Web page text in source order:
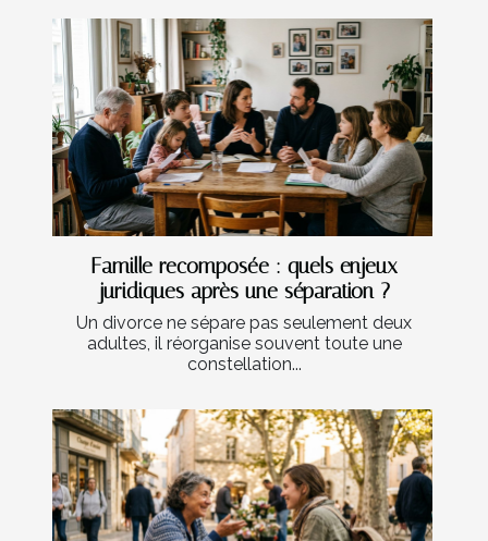
Famille recomposée : quels enjeux
juridiques après une séparation ?
Un divorce ne sépare pas seulement deux
adultes, il réorganise souvent toute une
constellation...